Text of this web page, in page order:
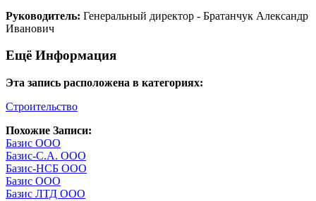
Руководитель: Генеральный директор - Братанчук Александр
Иванович
Ещё Информация
Эта запись расположена в категориях:
Строительство
Похожие Записи:
Базис ООО
Базис-С.А. ООО
Базис-НСБ ООО
Базис ООО
Базис ЛТД ООО